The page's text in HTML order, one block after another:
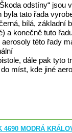
odstíny“
byla tato řada
bílá, základní
a konečně tuto
této řady
dále pak tyto
míst, kde jiné
4690 MODRÁ